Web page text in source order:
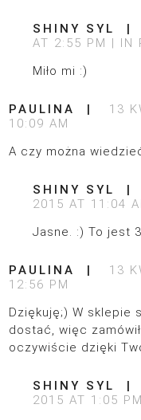
SHINY SYL
AT 2:55 PM
IN
Miło mi :)
PAULINA
13
10:09 AM
A czy można
SHINY SYL
2015 AT 11:04
Jasne. :) To jest
PAULINA
13
12:56 PM
Dziękuję;) W sklepie
dostać, więc
oczywiście dzięki
SHINY SYL
2015 AT 1:05 PM